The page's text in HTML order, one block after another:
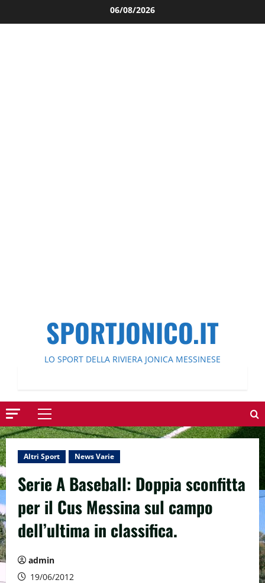
al
06/08/2026
SPORTJONICO.IT
LO SPORT DELLA RIVIERA JONICA MESSINESE
Menu
principale
Altri Sport News Varie
Serie A Baseball: Doppia sconfitta
per il Cus Messina sul campo
dell’ultima in classifica.
admin
19/06/2012